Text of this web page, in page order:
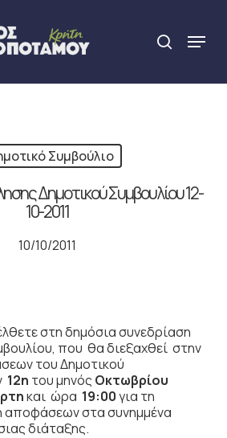
search
Menu
Συμβούλιο
Δημοτικού Συμβουλίου 12-
10-2011
10/10/2011
στη δημόσια συνεδρίαση
που θα διεξαχθεί στην
του Δημοτικού
12η του μηνός Οκτωβρίου
και ώρα 19:00για τη
αποφάσεων στα συνημμένα
διάταξης.
Close